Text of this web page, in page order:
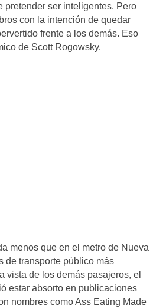
pretender ser inteligentes. Pero
con la intención de quedar
frente a los demás. Eso
de Scott Rogowsky.
menos que en el metro de Nueva
de transporte público más
vista de los demás pasajeros, el
estar absorto en publicaciones
nombres como Ass Eating Made